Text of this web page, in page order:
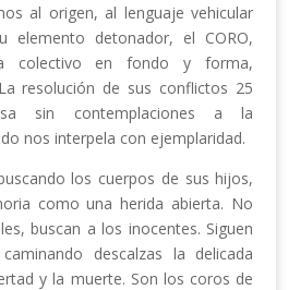
al origen, al lenguaje vehicular
elemento detonador, el CORO,
colectivo en fondo y forma,
resolución de sus conflictos 25
sin contemplaciones a la
nos interpela con ejemplaridad.
los cuerpos de sus hijos,
como una herida abierta. No
buscan a los inocentes. Siguen
descalzas la delicada
y la muerte. Son los coros de